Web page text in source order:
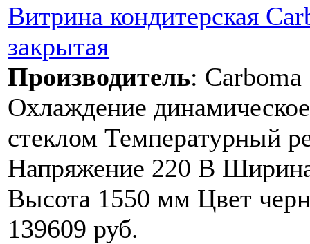
Витрина кондитерская
закрытая
Производитель: Carboma
Охлаждение
стеклом Температурный
Напряжение 220 В
Высота 1550 мм Цвет
139609 руб.